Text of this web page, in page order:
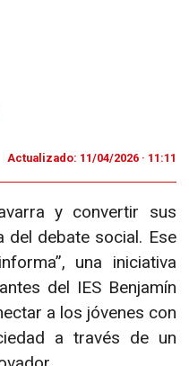
Actualizado: 11/04/2026 · 11:11
y convertir sus
del debate social. Ese
una iniciativa
del IES Benjamín
a los jóvenes con
a través de un